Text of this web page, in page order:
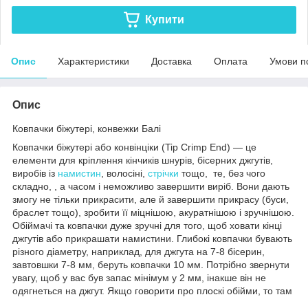
Купити
Опис Характеристики Доставка Оплата Умови
Опис
Ковпачки біжутері, конвежки Балі
Ковпачки біжутері або конвінціки (Tip Crimp End) — це
елементи для кріплення кінчиків шнурів, бісерних джгутів,
виробів із намистин , волосіні, стрічки тощо, те, без чого
складно, , а часом і неможливо завершити виріб. Вони дають
змогу не тільки прикрасити, але й завершити прикрасу (буси,
браслет тощо), зробити її міцнішою, акуратнішою і зручнішою.
Обіймачі та ковпачки дуже зручні для того, щоб ховати кінці
джгутів або прикрашати намистини. Глибокі ковпачки бувають
різного діаметру, наприклад, для джгута на 7-8 бісерин,
завтовшки 7-8 мм, беруть ковпачки 10 мм. Потрібно звернути
увагу, щоб у вас був запас мінімум у 2 мм, інакше він не
одягнеться на джгут. Якщо говорити про плоскі обійми, то там